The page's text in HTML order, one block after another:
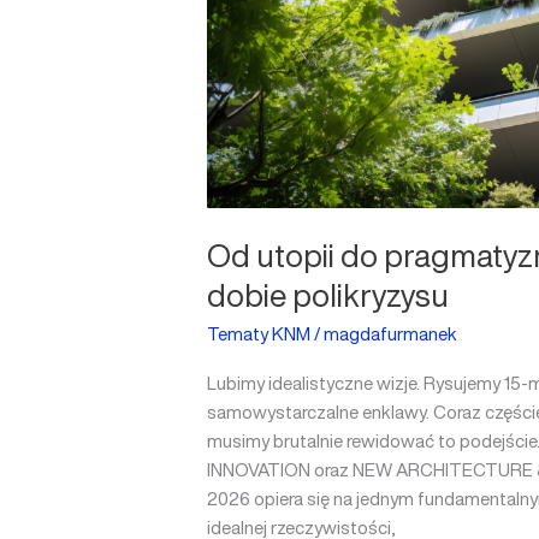
Od utopii do
dobie polikryzysu
Tematy KNM/magdafurmanek
Lubimy idealistyczne wizje. Rysujemy
samowystarczalne enklawy. Coraz
musimy brutalnie rewidować to
INNOVATION oraz NEW
2026 opiera się na jednym
idealnej rzeczywistości,